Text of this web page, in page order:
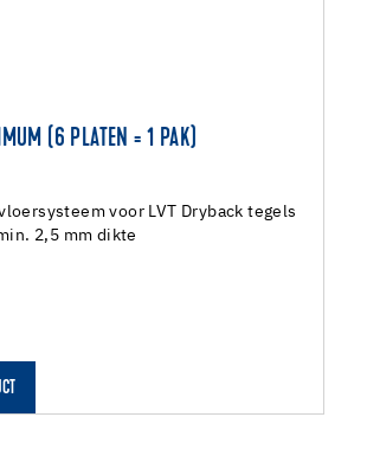
(6 PLATEN = 1 PAK)
voor LVT Dryback tegels
2,5 mm dikte